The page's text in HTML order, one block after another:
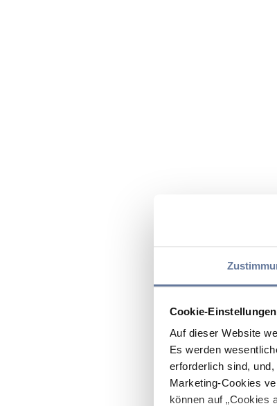
Cookie-Einstellungen
Auf dieser Website
Es werden
erforderlich sind,
Marketing-Cookies
können auf „Cookies